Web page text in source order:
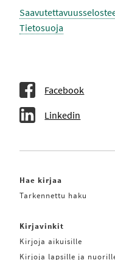
Tietosuoja
Facebook
Linkedin
Hae kirjaa
Tarkennettu haku
Kirjavinkit
Kirjoja aikuisille
Kirjoja lapsille ja